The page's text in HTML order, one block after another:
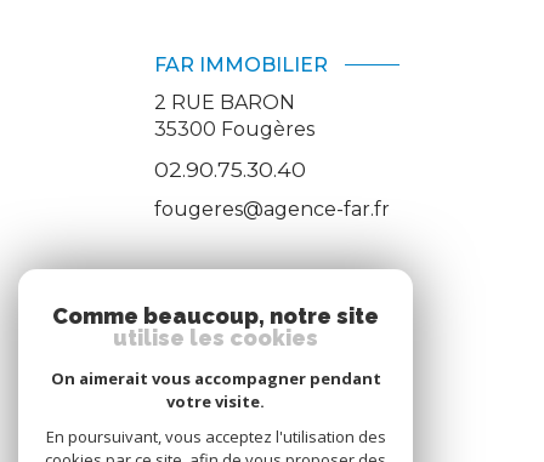
FAR IMMOBILIER
2 RUE BARON
35300 Fougères
02.90.75.30.40
fougeres@agence-far.fr
ADHÉRENTS
Nous adhérons
Comme beaucoup, notre site
utilise les cookies
On aimerait vous accompagner pendant
votre visite.
En poursuivant, vous acceptez l'utilisation des